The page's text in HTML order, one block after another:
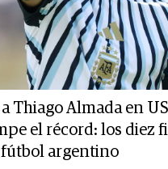
Thiago Almada en
el récord: los diez
fútbol argentino